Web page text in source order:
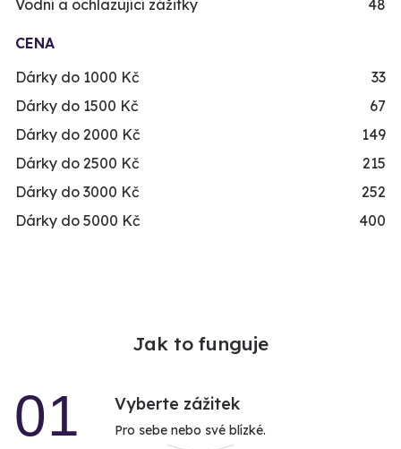
Vodní a ochlazující zážitky
48
CENA
Dárky do 1000 Kč
33
Dárky do 1500 Kč
67
Dárky do 2000 Kč
149
Dárky do 2500 Kč
215
Dárky do 3000 Kč
252
Dárky do 5000 Kč
400
Jak to funguje
01 Vyberte zážitek
Pro sebe nebo své blízké.